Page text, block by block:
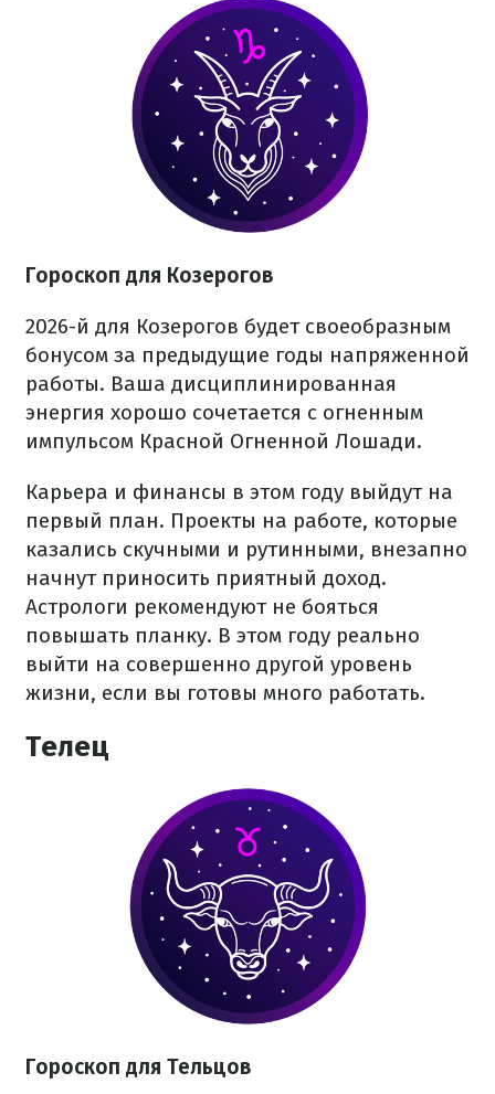
Гороскоп для Козерогов
2026-й для Козерогов будет своеобразным
бонусом за предыдущие годы напряженной
работы. Ваша дисциплинированная
энергия хорошо сочетается с огненным
импульсом Красной Огненной Лошади.
Карьера и финансы в этом году выйдут на
первый план. Проекты на работе, которые
казались скучными и рутинными, внезапно
начнут приносить приятный доход.
Астрологи рекомендуют не бояться
повышать планку. В этом году реально
выйти на совершенно другой уровень
жизни, если вы готовы много работать.
Телец
Гороскоп для Тельцов